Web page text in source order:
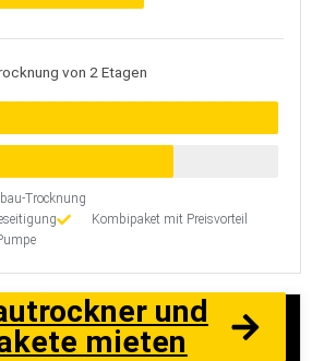
von 2 Etagen
Trocknung
Kombipaket mit Preisvorteil
und
mieten